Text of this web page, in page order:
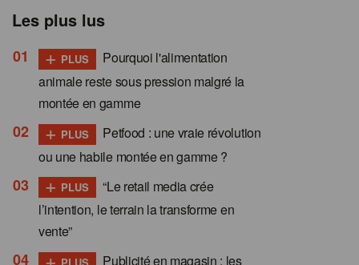
Les plus lus
+ PLUS
Pourquoi l'alimentation
animale reste sous pression malgré la
montée en gamme
+ PLUS
Petfood : une vraie révolution
ou une habile montée en gamme ?
+ PLUS
“Le retail media crée
l’intention, le terrain la transforme en
vente”
Publicité en magasin : les